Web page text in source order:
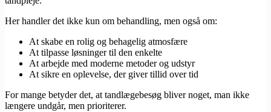
Her handler det ikke kun om behandling, men også om:
At skabe en rolig og behagelig atmosfære
At tilpasse løsninger til den enkelte
At arbejde med moderne metoder og udstyr
At sikre en oplevelse, der giver tillid over tid
For mange betyder det, at tandlægebesøg bliver noget, man ikke
længere undgår, men prioriterer.